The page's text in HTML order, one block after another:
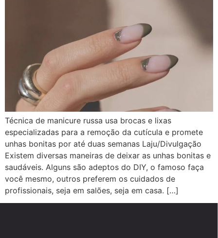
Técnica de manicure russa usa brocas e lixas
especializadas para a remoção da cutícula e promete
unhas bonitas por até duas semanas Laju/Divulgação
Existem diversas maneiras de deixar as unhas bonitas e
saudáveis. Alguns são adeptos do DIY, o famoso faça
você mesmo, outros preferem os cuidados de
profissionais, seja em salões, seja em casa. […]